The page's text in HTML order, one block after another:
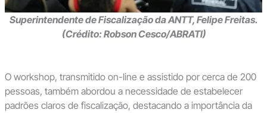
Superintendente de Fiscalização da ANTT, Felipe Freitas.
(Crédito: Robson Cesco/ABRATI)
O workshop, transmitido on-line e assistido por cerca de 200
pessoas, também abordou a necessidade de estabelecer
padrões claros de fiscalização, destacando a importância da